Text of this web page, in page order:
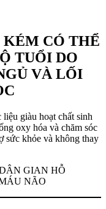
CÓ THỂ
TUỔI DO
VÀ LỐI
liệu giàu hoạt chất sinh
oxy hóa và chăm sóc
sức khỏe và không thay